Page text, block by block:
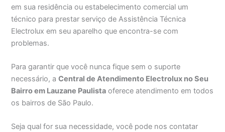
em sua residência ou estabelecimento comercial um
técnico para prestar serviço de Assistência Técnica
Electrolux em seu aparelho que encontra-se com
problemas.
Para garantir que você nunca fique sem o suporte
necessário, aCentral de Atendimento Electrolux no Seu
Bairro em Lauzane Paulista oferece atendimento em todos
os bairros de São Paulo.
Seja qual for sua necessidade, você pode nos contatar